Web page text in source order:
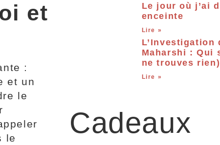
et
:
et un
le
le
Le jour où j’ai
enceinte
Lire »
L’Investigation
Maharshi : Qui
ne trouves rien)
Lire »
Cadeaux